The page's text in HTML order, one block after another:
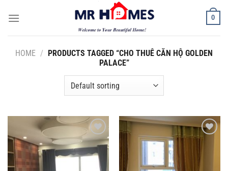
0
HOME / PRODUCTS TAGGED “CHO THUÊ CĂN HỘ GOLDEN
PALACE”
Add to
Wishlist
Wishlist